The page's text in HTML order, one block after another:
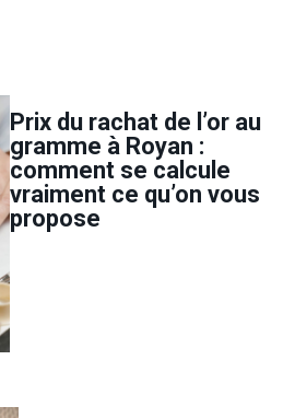
Prix du rachat de l’or au
gramme à Royan :
comment se calcule
vraiment ce qu’on vous
propose